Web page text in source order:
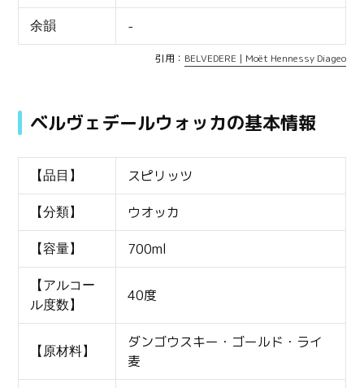
余韻 -
引用： BELVEDERE | Moët Hennessy Diageo
ベルヴェデールウォッカの基本情報
【品目】 スピリッツ
【分類】 ウオッカ
【容量】 700ml
【アルコー
ル度数】
40度
【原材料】
ダンゴウスキー・ゴールド・ライ
麦